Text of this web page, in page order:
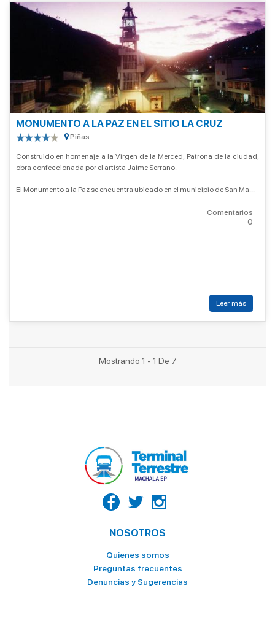
MONUMENTO A LA PAZ EN EL SITIO LA CRUZ
Piñas
Construido en homenaje a la Virgen de la Merced, Patrona de la ciudad,
obra confeccionada por el artista Jaime Serrano.
El Monumento a la Paz se encuentra ubicado en el municipio de San Ma...
Comentarios
0
Leer más
Mostrando 1 - 1 De 7
NOSOTROS
Quienes somos
Preguntas frecuentes
Denuncias y Sugerencias